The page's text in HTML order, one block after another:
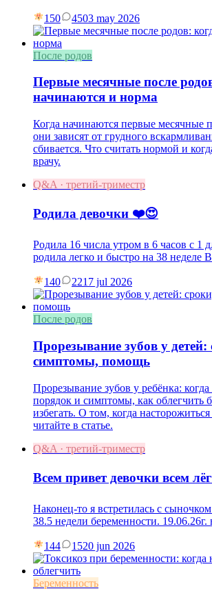
150 4503 may 2026
После родов
Первые месячные после
начинаются и норма
Когда начинаются первые месячные
они зависят от грудного
сбивается. Что считать нормой и
врачу.
Q&A · третий-триместр
Родила девочки ❤️😍
Родила 16 числа утром в 6 часов с 1
родила легко и быстро на 38 неделе
140 2217 jul 2026
После родов
Прорезывание зубов у детей:
симптомы, помощь
Прорезывание зубов у ребёнка: когда
порядок и симптомы, как облегчить
избегать. О том, когда
читайте в статье.
Q&A · третий-триместр
Всем привет девочки всем
Наконец-то я встретилась с
38.5 недели беременности.
144 1520 jun 2026
Беременность